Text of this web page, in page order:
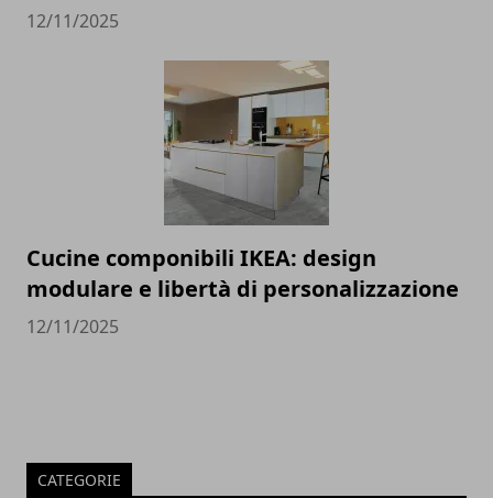
12/11/2025
Cucine componibili IKEA: design
modulare e libertà di personalizzazione
12/11/2025
CATEGORIE